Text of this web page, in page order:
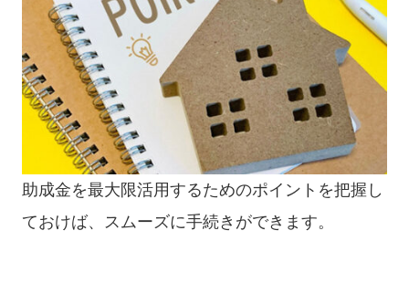
助成金を最大限活用するためのポイントを把握し
ておけば、スムーズに手続きができます。